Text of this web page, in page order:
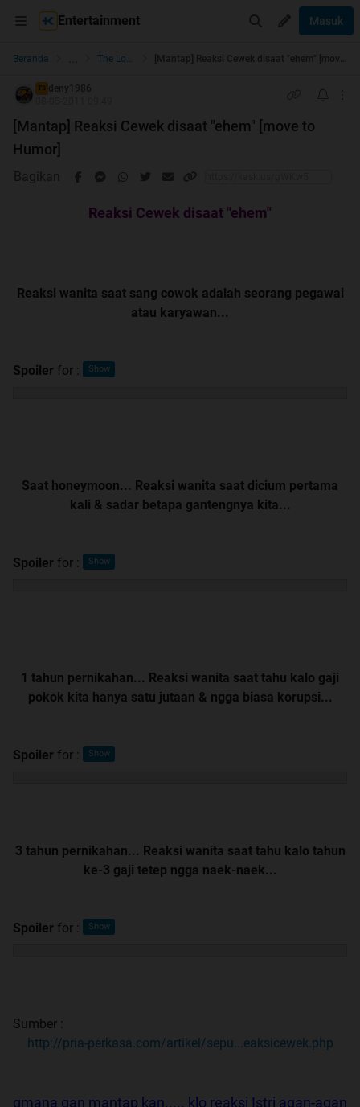
Entertainment Masuk
Beranda ... The Lounge
TS deny1986
[Mantap] Reaksi Cewek disaat "ehem" [move to
Humor]
Bagikan
Reaksi Cewek disaat "ehem"
Reaksi wanita saat sang cowok adalah seorang pegawai
atau karyawan...
Spoiler for :
Saat honeymoon... Reaksi wanita saat dicium pertama
kali & sadar betapa gantengnya kita...
Spoiler for :
1 tahun pernikahan... Reaksi wanita saat tahu kalo gaji
pokok kita hanya satu jutaan & ngga biasa korupsi...
Spoiler for :
3 tahun pernikahan... Reaksi wanita saat tahu kalo tahun
ke-3 gaji tetep ngga naek-naek...
Spoiler for :
Sumber :
http://pria-perkasa.com/artikel/sepu...eaksicewek.php
gmana gan mantap kan..... klo reaksi Istri agan-agan